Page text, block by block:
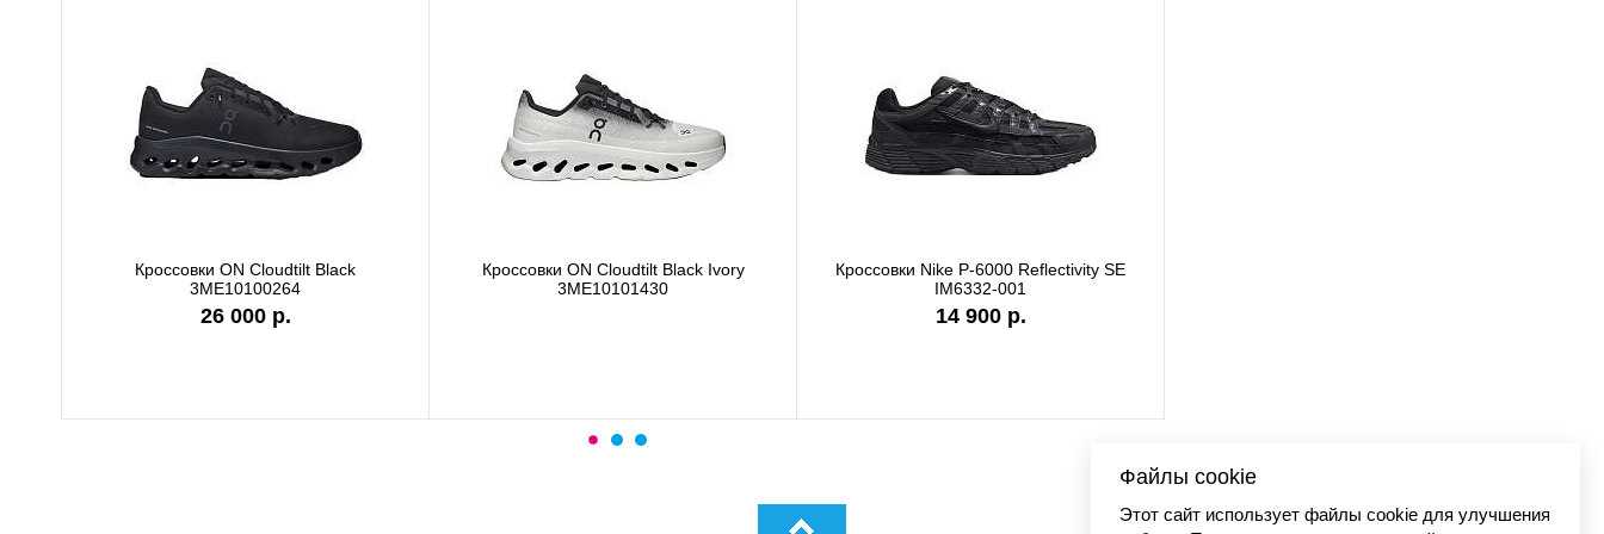
Кроссовки ON Cloudtilt Black
3ME10100264
26 000 р.
Кроссовки ON Cloudtilt Black Ivory
3ME10101430
Кроссовки Nike P-6000 Reflectivity SE
IM6332-001
14 900 р.
Файлы cookie
Этот сайт использует файлы cookie для улучшения